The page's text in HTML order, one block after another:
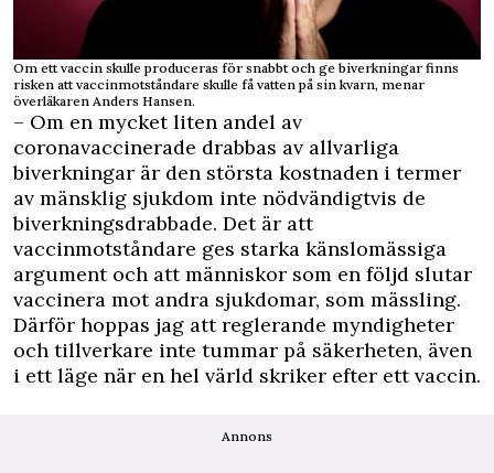
Om ett vaccin skulle produceras för snabbt och ge biverkningar finns
risken att vaccinmotståndare skulle få vatten på sin kvarn, menar
överläkaren Anders Hansen.
– Om en mycket liten andel av
coronavaccinerade drabbas av allvarliga
biverkningar är den största kostnaden i termer
av mänsklig sjukdom inte nödvändigtvis de
biverkningsdrabbade. Det är att
vaccinmotståndare ges starka känslomässiga
argument och att människor som en följd slutar
vaccinera mot andra sjukdomar, som mässling.
Därför hoppas jag att reglerande myndigheter
och tillverkare inte tummar på säkerheten, även
i ett läge när en hel värld skriker efter ett vaccin.
Annons